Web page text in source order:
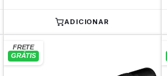
ADICIONAR